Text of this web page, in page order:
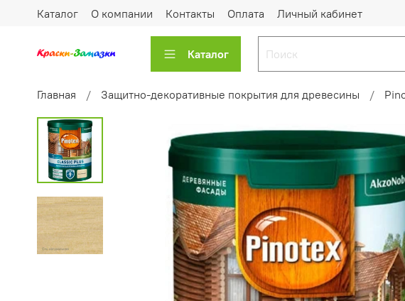
Каталог О компании Контакты Оплата Личный кабинет
Каталог
Главная Защитно-декоративные покрытия для древесины